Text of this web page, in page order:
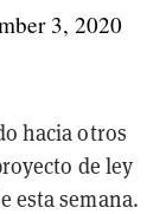
3, 2020
hacia otros
de ley
esta semana.